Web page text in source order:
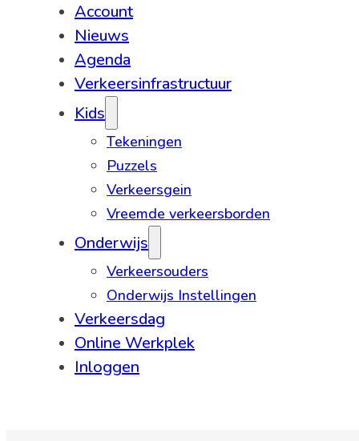
Account
Nieuws
Agenda
Verkeersinfrastructuur
Kids
Tekeningen
Puzzels
Verkeersgein
Vreemde verkeersborden
Onderwijs
Verkeersouders
Onderwijs Instellingen
Verkeersdag
Online Werkplek
Inloggen